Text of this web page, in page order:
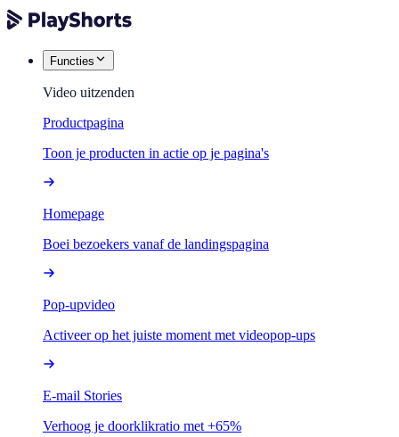
Functies
Video uitzenden
Productpagina
Toon je producten in actie op je pagina's
Homepage
Boei bezoekers vanaf de landingspagina
Pop-upvideo
Activeer op het juiste moment met videopop-ups
E-mail Stories
Verhoog je doorklikratio met +65%